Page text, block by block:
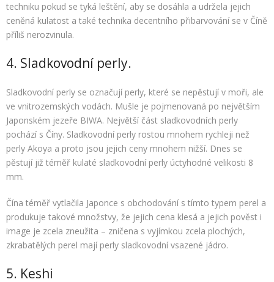
techniku pokud se tyká leštění, aby se dosáhla a udržela jejich
ceněná kulatost a také technika decentního přibarvování se v Číně
příliš nerozvinula.
4. Sladkovodní perly.
Sladkovodní perly se označují perly, které se nepěstují v moři, ale
ve vnitrozemských vodách. Mušle je pojmenovaná po největším
Japonském jezeře BIWA. Největší část sladkovodních perly
pochází s Číny. Sladkovodní perly rostou mnohem rychleji než
perly Akoya a proto jsou jejich ceny mnohem nižší. Dnes se
pěstují již téměř kulaté sladkovodní perly úctyhodné velikosti 8
mm.
Čína téměř vytlačila Japonce s obchodování s tímto typem perel a
produkuje takové množstvy, že jejich cena klesá a jejich pověst i
image je zcela zneužita – zničena s vyjímkou zcela plochých,
zkrabatělých perel mají perly sladkovodní vsazené jádro.
5. Keshi